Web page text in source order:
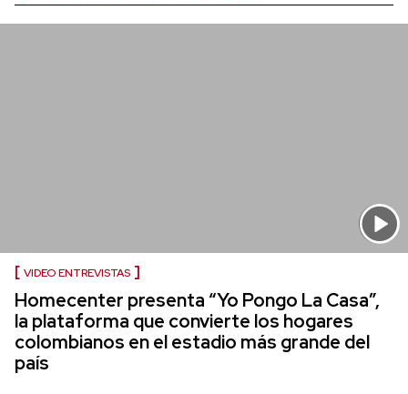
VIDEO ENTREVISTAS
Homecenter presenta “Yo Pongo La Casa”,
la plataforma que convierte los hogares
colombianos en el estadio más grande del
país